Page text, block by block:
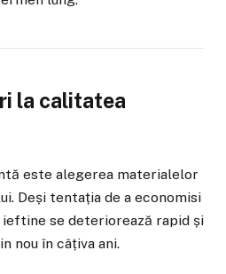
la calitatea
este alegerea materialelor
Deși tentația de a economisi
se deteriorează rapid și
nou în câțiva ani.